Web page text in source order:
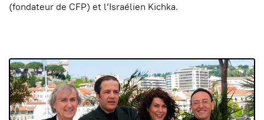
(fondateur de CFP) et l’Israélien Kichka.